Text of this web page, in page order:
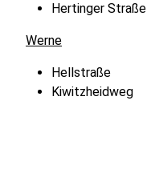
Hertinger Straße
Werne
Hellstraße
Kiwitzheidweg